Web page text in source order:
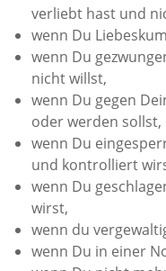
verliebt hast und
wenn Du
wenn Du
nicht willst,
wenn Du gegen
oder werden sollst,
wenn Du
und kontrolliert
wenn Du
wirst,
wenn du
wenn Du in einer